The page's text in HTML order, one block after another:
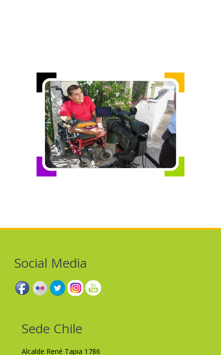
Social Media
Sede Chile
Alcalde René Tapia 1786